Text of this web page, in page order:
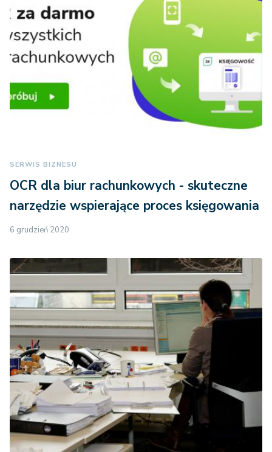
SERWIS BIZNESU
OCR dla biur rachunkowych - skuteczne
narzędzie wspierające proces księgowania
6 grudzień 2020